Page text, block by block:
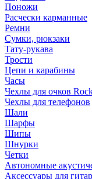
Поножи
Расчески карманные
Ремни
Сумки, рюкзаки
Тату-рукава
Трости
Цепи и карабины
Часы
Чехлы для очков
Чехлы для телефонов
Шали
Шарфы
Шипы
Шнурки
Четки
Автономные
Аксессуары для гитар